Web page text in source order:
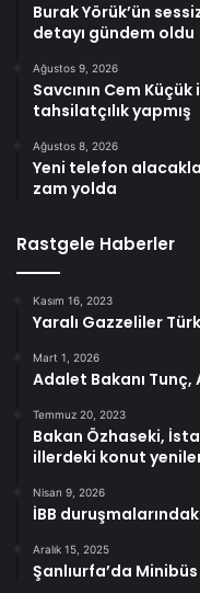
Burak Yörük’ün
detayı gündem oldu
Ağustos 9, 2026
Savcının Cem
tahsilatçılık yapmış
Ağustos 8, 2026
Yeni telefon
zam yolda
Rastgele Haberler
Kasım 16, 2023
Yaralı Gazzeliler
Mart 1, 2026
Adalet Bakanı
Temmuz 20, 2023
Bakan Özhaseki,
illerdeki konut
Nisan 9, 2026
İBB
Aralık 15, 2025
Şanlıurfa’da Minibüs